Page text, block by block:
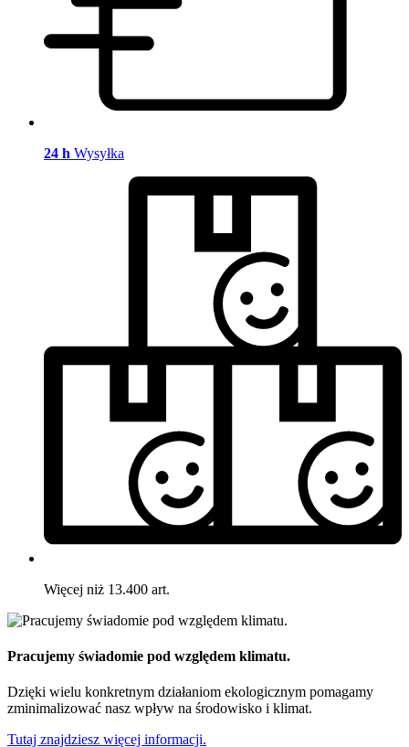
24 h Wysyłka
Więcej niż 13.400 art.
Pracujemy świadomie pod względem klimatu.
Dzięki wielu konkretnym działaniom ekologicznym pomagamy
zminimalizować nasz wpływ na środowisko i klimat.
Tutaj znajdziesz więcej informacji.